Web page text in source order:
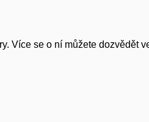
Více se o ní můžete dozvědět